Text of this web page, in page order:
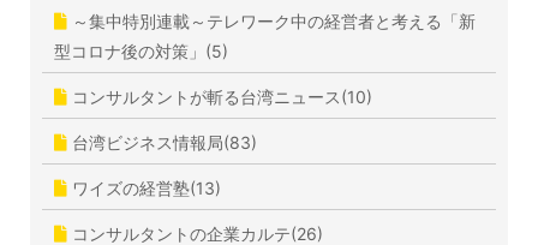
～集中特別連載～テレワーク中の経営者と考える「新
型コロナ後の対策」(5)
コンサルタントが斬る台湾ニュース(10)
台湾ビジネス情報局(83)
ワイズの経営塾(13)
コンサルタントの企業カルテ(26)